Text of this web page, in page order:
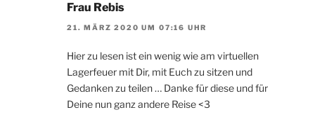
Frau Rebis
21. MÄRZ 2020 UM 07:16 UHR
Hier zu lesen ist ein wenig wie am virtuellen
Lagerfeuer mit Dir, mit Euch zu sitzen und
Gedanken zu teilen … Danke für diese und für
Deine nun ganz andere Reise <3